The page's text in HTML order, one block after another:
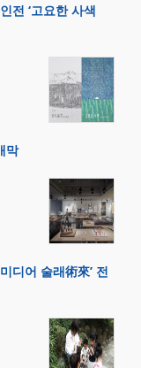
전 ‘고요한 사색
막
디어 술래術來’ 전